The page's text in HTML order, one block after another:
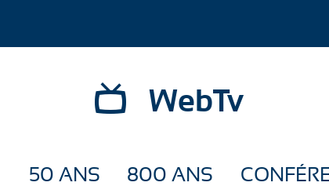
WebTv
50 ANS 800 ANS